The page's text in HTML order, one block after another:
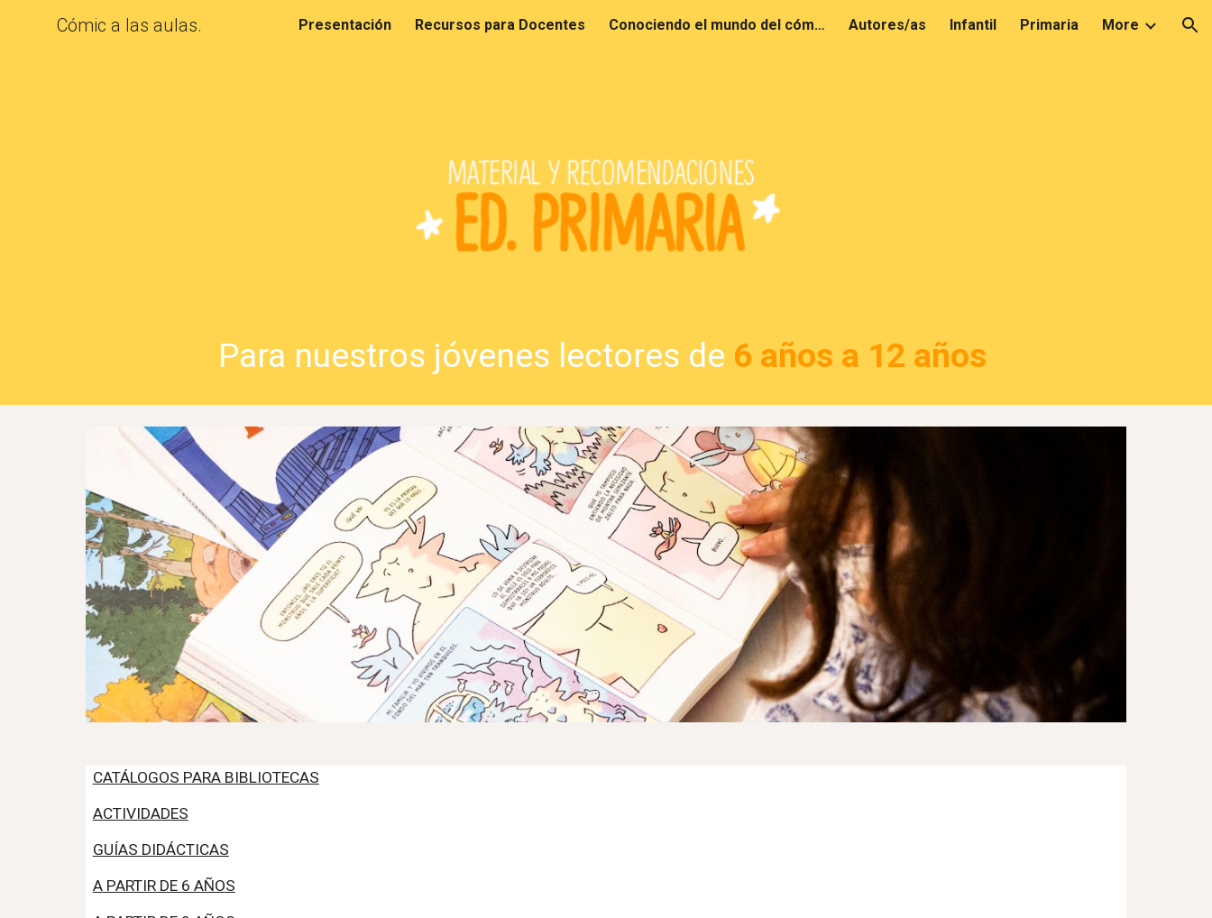
Skip to main content Skip to navigation
Cómic a las aulas. Presentación Recursos para Docentes Conociendo el mundo del cómic Autores/as Infantil Primaria More
Para nuestros jóvenes lectores de 6 años a 12 años
CATÁLOGOS PARA BIBLIOTECAS
ACTIVIDADES
GUÍAS DIDÁCTICAS
A PARTIR DE 6 AÑOS